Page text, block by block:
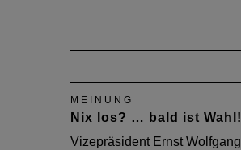
MEINUNG
Nix los? … bald ist Wahl!
Vizepräsident Ernst Wolfgang